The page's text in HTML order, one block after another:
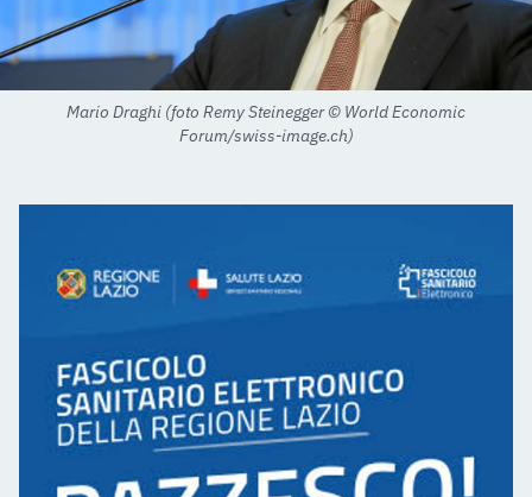
Mario Draghi (foto Remy Steinegger © World Economic
Forum/swiss-image.ch)